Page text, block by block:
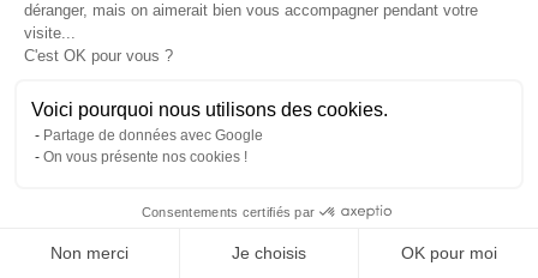
déranger, mais on aimerait bien vous accompagner pendant votre
visite...
C'est OK pour vous ?
Voici pourquoi nous utilisons des cookies.
Partage de données avec Google
On vous présente nos cookies !
Consentements certifiés par
Non merci Je choisis OK pour moi